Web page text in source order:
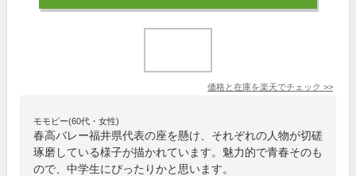
価格と在庫を楽天でチェック >>
モモピー(60代・女性)
春高バレー福井県代表の座を懸け、それぞれの人物が切磋
琢磨している様子が描かれています。魅力的で青春そのも
ので、中学生にぴったりかと思います。